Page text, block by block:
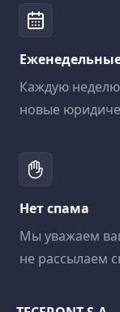
Каждую неделю
новые
Нет спама
Мы уважаем
не рассылаем